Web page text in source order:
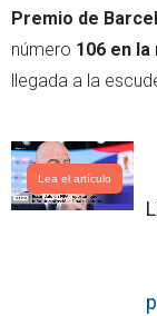
r
p
p
Premio de
número 106 en
llegada a la
Lea el artículo